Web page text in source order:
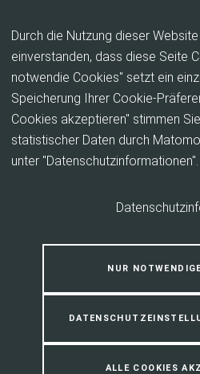
Durch die Nutzung dieser
einverstanden, dass diese Seite
notwendie Cookies" setzt ein
Speicherung Ihrer Cookie-
Cookies akzeptieren" stimmen
statistischer Daten durch
unter "Datenschutzinformationen".
NUR
ALLE COOKIES
Erdwärme -
Die Erdwärme oder
genannt gehört zu den,
Sie birgt erhebliche
Erdwärme steht
Verfügung.